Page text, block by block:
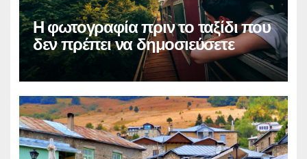
Η φωτογραφία πριν το ταξίδι που
δεν πρέπει να δημοσιεύσετε